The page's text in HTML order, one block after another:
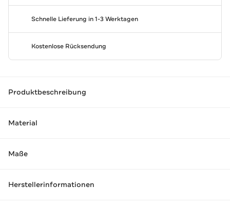
Schnelle Lieferung in 1-3 Werktagen
Kostenlose Rücksendung
Produktbeschreibung
Material
Maße
Herstellerinformationen